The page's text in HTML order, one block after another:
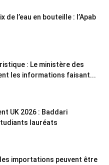
de l’eau en bouteille : l’Apab
: Le ministère des
les informations faisant...
UK 2026 : Baddari
lauréats
importations peuvent être